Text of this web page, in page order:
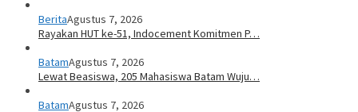
BeritaAgustus 7, 2026
Rayakan HUT ke-51, Indocement Komitmen P…
BatamAgustus 7, 2026
Lewat Beasiswa, 205 Mahasiswa Batam Wuju…
BatamAgustus 7, 2026